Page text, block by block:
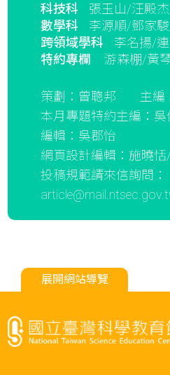
科技科
張玉山/汪殿
數學科
李源順/鄧家
跨領域學科
李名揚/
特約專欄
游森棚/黃
策劃：曾聰邦
主編
本月專題特約主編：吳
編輯：吳郡怡
網頁設計編輯：施曉
投稿規範請來信詢問：
展開網站導覽